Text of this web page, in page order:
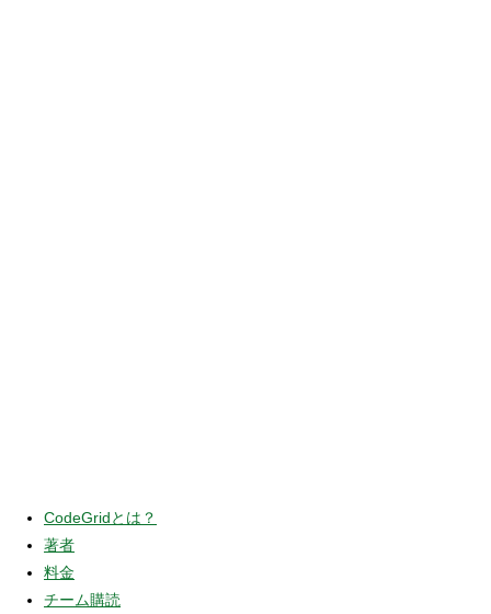
CodeGridとは？
著者
料金
チーム購読